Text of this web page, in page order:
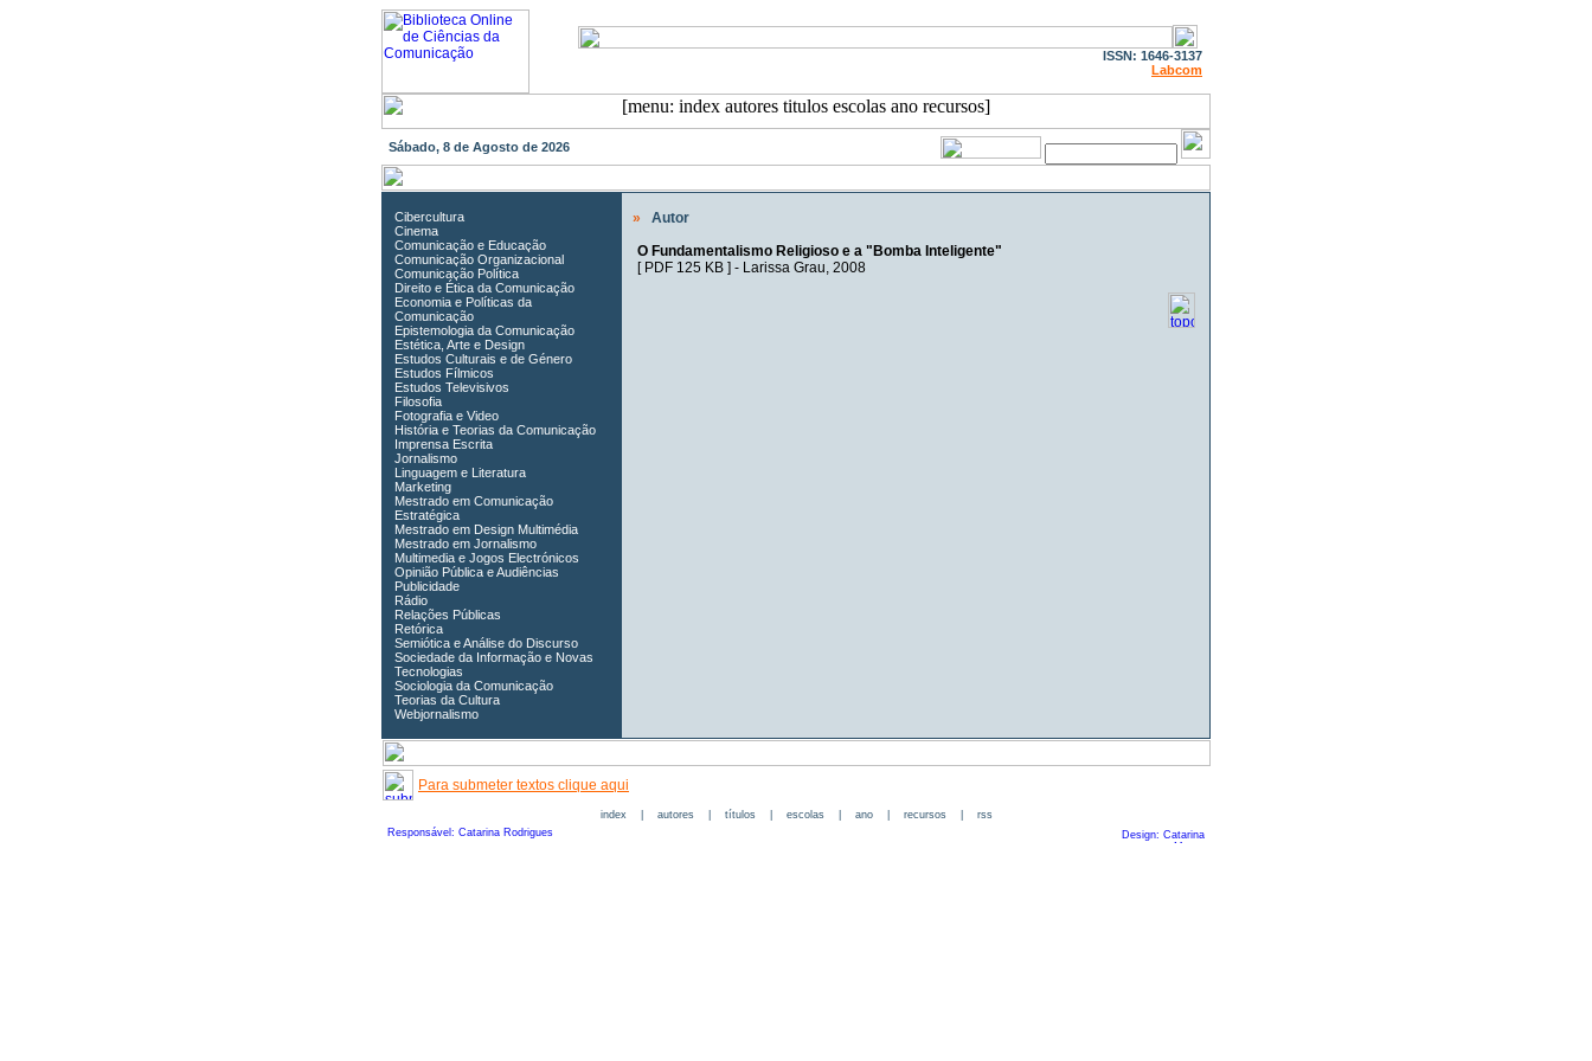
ISSN: 1646-3137
Labcom
Sábado, 8 de Agosto de 2026
Cibercultura
Cinema
Comunicação e Educação
Comunicação Organizacional
Comunicação Política
Direito e Ética da Comunicação
Economia e Políticas da
Comunicação
Epistemologia da Comunicação
Estética, Arte e Design
Estudos Culturais e de Género
Estudos Fílmicos
Estudos Televisivos
Filosofia
Fotografia e Video
História e Teorias da Comunicação
Imprensa Escrita
Jornalismo
Linguagem e Literatura
Marketing
Mestrado em Comunicação
Estratégica
Mestrado em Design Multimédia
Mestrado em Jornalismo
Multimedia e Jogos Electrónicos
Opinião Pública e Audiências
Publicidade
Rádio
Relações Públicas
Retórica
Semiótica e Análise do Discurso
Sociedade da Informação e Novas
Tecnologias
Sociologia da Comunicação
Teorias da Cultura
Webjornalismo
»
Autor
O Fundamentalismo Religioso e a "Bomba Inteligente"
[ PDF 125 KB] - Larissa Grau, 2008
Para submeter textos clique aqui
index| autores| títulos| escolas| ano| recursos| rss